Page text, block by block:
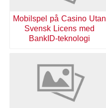
Mobilspel på Casino Utan
Svensk Licens med
BankID-teknologi